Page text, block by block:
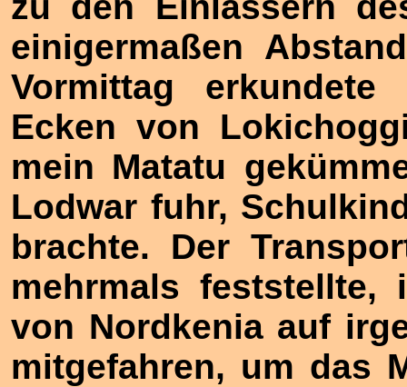
einigermaßen
Vormittag
Ecken von
mein Matatu
Lodwar fuhr,
brachte. Der
mehrmals feststellte,
von Nordkenia auf
mitgefahren, um das